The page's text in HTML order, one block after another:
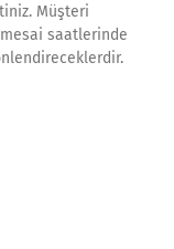
Müşteri
saatlerinde